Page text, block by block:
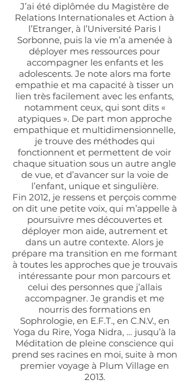
J’ai été diplômée du Magistère de
Relations Internationales et Action à
l’Etranger, à l’Université Paris I
Sorbonne, puis la vie m’a amenée à
déployer mes ressources pour
accompagner les enfants et les
adolescents. Je note alors ma forte
empathie et ma capacité à tisser un
lien très facilement avec les enfants,
notamment ceux, qui sont dits «
atypiques ». De part mon approche
empathique et multidimensionnelle,
je trouve des méthodes qui
fonctionnent et permettent de voir
chaque situation sous un autre angle
de vue, et d’avancer sur la voie de
l’enfant, unique et singulière.
Fin 2012, je ressens et perçois comme
on dit une petite voix, qui m’appelle à
poursuivre mes découvertes et
déployer mon aide, autrement et
dans un autre contexte. Alors je
prépare ma transition en me formant
à toutes les approches que je trouvais
intéressante pour mon parcours et
celui des personnes que j’allais
accompagner. Je grandis et me
nourris des formations en
Sophrologie, en E.F.T., en C.N.V., en
Yoga du Rire, Yoga Nidra, … jusqu’à la
Méditation de pleine conscience qui
prend ses racines en moi, suite à mon
premier voyage à Plum Village en
2013.